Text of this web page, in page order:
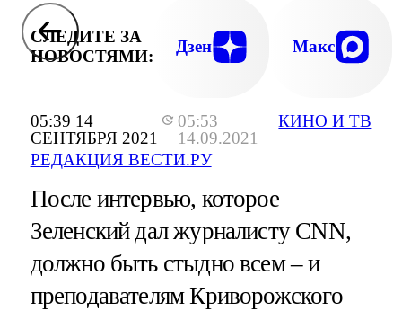
05:39 14
СЕНТЯБРЯ 2021
05:53
14.09.2021
РЕДАКЦИЯ ВЕСТИ.РУ
КИНО И ТВ
СЛЕДИТЕ ЗА
НОВОСТЯМИ:
Дзен Макс
После интервью, которое
Зеленский дал журналисту CNN,
должно быть стыдно всем – и
преподавателям Криворожского